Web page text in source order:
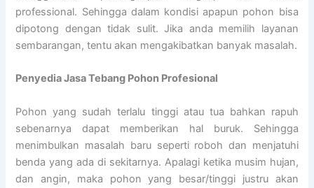
professional. Sehingga dalam kondisi apapun pohon bisa
dipotong dengan tidak sulit. Jika anda memilih layanan
sembarangan, tentu akan mengakibatkan banyak masalah.
PenyediaJasa Tebang Pohon Profesional
Pohon yang sudah terlalu tinggi atau tua bahkan rapuh
sebenarnya dapat memberikan hal buruk. Sehingga
menimbulkan masalah baru seperti roboh dan menjatuhi
benda yang ada di sekitarnya. Apalagi ketika musim hujan,
dan angin, maka pohon yang besar/tinggi justru akan